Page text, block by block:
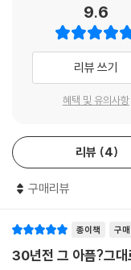
9.6
리뷰 쓰기
혜택 및 유의사항
리뷰 4
구매리뷰
종이책 구매
30년전 그 아픔?그대